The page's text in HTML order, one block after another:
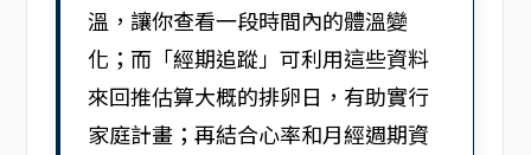
溫，讓你查看一段時間內的體溫變
化；而「經期追蹤」可利用這些資料
來回推估算大概的排卵日，有助實行
家庭計畫；再結合心率和月經週期資